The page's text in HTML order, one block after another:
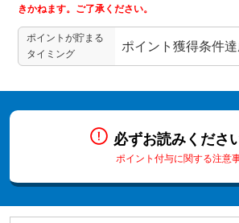
きかねます。ご了承ください。
ポイントが貯まる
タイミング
ポイント獲得条件
必ずお読みくださ
ポイント付与に関する注意